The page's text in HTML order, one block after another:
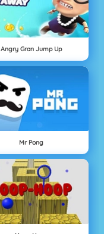
Angry Gran Jump Up
Mr Pong